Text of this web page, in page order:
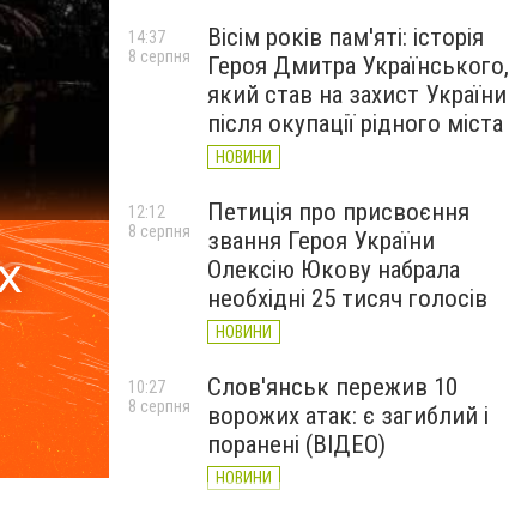
Вісім років пам'яті: історія
Героя Дмитра Українського,
який став на захист України
після окупації рідного міста
НОВИНИ
14:37
8 серпня
Петиція про присвоєння
звання Героя України
Олексію Юкову набрала
необхідні 25 тисяч голосів
НОВИНИ
12:12
8 серпня
Слов'янськ пережив 10
ворожих атак: є загиблий і
поранені (ВІДЕО)
НОВИНИ
10:27
8 серпня